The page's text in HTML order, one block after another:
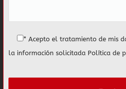
* Acepto el tratamiento de mis
la información solicitada Política de